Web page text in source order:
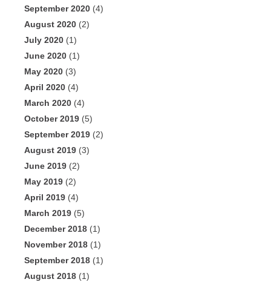
September 2020 (4)
August 2020 (2)
July 2020 (1)
June 2020 (1)
May 2020 (3)
April 2020 (4)
March 2020 (4)
October 2019 (5)
September 2019 (2)
August 2019 (3)
June 2019 (2)
May 2019 (2)
April 2019 (4)
March 2019 (5)
December 2018 (1)
November 2018 (1)
September 2018 (1)
August 2018 (1)